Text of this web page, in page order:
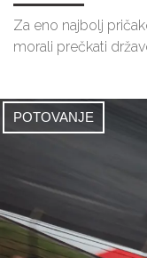
Za eno najbolj
morali prečkati
POTOVANJE